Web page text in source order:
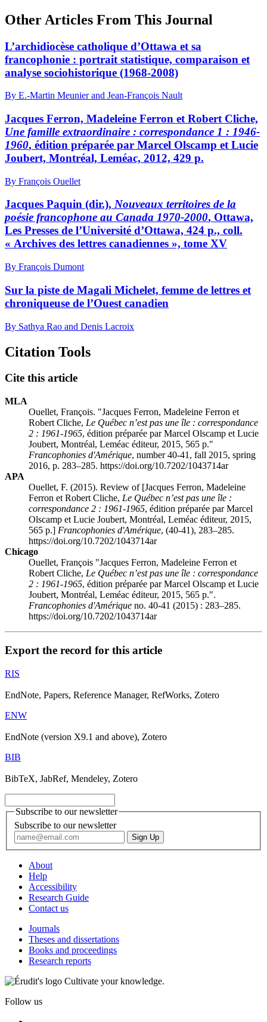
Other Articles From This Journal
L’archidiocèse catholique d’Ottawa et sa
francophonie : portrait statistique, comparaison et
analyse sociohistorique (1968-2008)
By E.-Martin Meunier and Jean-François Nault
Jacques Ferron, Madeleine Ferron et Robert Cliche,
Une famille extraordinaire : correspondance 1 : 1946-
1960, édition préparée par Marcel Olscamp et Lucie
Joubert, Montréal, Leméac, 2012, 429 p.
By François Ouellet
Jacques Paquin (dir.), Nouveaux territoires de la
poésie francophone au Canada 1970-2000, Ottawa,
Les Presses de l’Université d’Ottawa, 424 p., coll.
« Archives des lettres canadiennes », tome XV
By François Dumont
Sur la piste de Magali Michelet, femme de lettres et
chroniqueuse de l’Ouest canadien
By Sathya Rao and Denis Lacroix
Citation Tools
Cite this article
MLA
Ouellet, François. "Jacques Ferron, Madeleine Ferron et
Robert Cliche, Le Québec n’est pas une île : correspondance
2 : 1961-1965, édition préparée par Marcel Olscamp et Lucie
Joubert, Montréal, Leméac éditeur, 2015, 565 p."
Francophonies d'Amérique, number 40-41, fall 2015, spring
2016, p. 283–285. https://doi.org/10.7202/1043714ar
APA
Ouellet, F. (2015). Review of [Jacques Ferron, Madeleine
Ferron et Robert Cliche, Le Québec n’est pas une île :
correspondance 2 : 1961-1965, édition préparée par Marcel
Olscamp et Lucie Joubert, Montréal, Leméac éditeur, 2015,
565 p.] Francophonies d'Amérique, (40-41), 283–285.
https://doi.org/10.7202/1043714ar
Chicago
Ouellet, François "Jacques Ferron, Madeleine Ferron et
Robert Cliche, Le Québec n’est pas une île : correspondance
2 : 1961-1965, édition préparée par Marcel Olscamp et Lucie
Joubert, Montréal, Leméac éditeur, 2015, 565 p.".
Francophonies d'Amérique no. 40-41 (2015) : 283–285.
https://doi.org/10.7202/1043714ar
Export the record for this article
RIS
EndNote, Papers, Reference Manager, RefWorks, Zotero
ENW
EndNote (version X9.1 and above), Zotero
BIB
BibTeX, JabRef, Mendeley, Zotero
Subscribe to our newsletter
Subscribe to our newsletter
About
Help
Accessibility
Research Guide
Contact us
Journals
Theses and dissertations
Books and proceedings
Research reports
Cultivate your knowledge.
Follow us